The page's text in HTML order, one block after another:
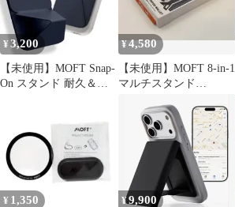
¥ 3,200
【未使用】MOFT Snap-
On スタンド 耐久＆磁
¥4,580
【未使用】MOFT 8-in-1
マルチスタンド
¥ 1,350 ¥9,900